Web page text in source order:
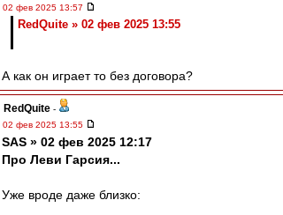
02 фев 2025 13:57
RedQuite » 02 фев 2025 13:55
А как он играет то без договора?
RedQuite -
02 фев 2025 13:55
SAS » 02 фев 2025 12:17
Про Леви Гарсия...
Уже вроде даже близко: